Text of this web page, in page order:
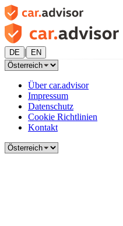
DE | EN
Über car.advisor
Impressum
Datenschutz
Cookie Richtlinien
Kontakt